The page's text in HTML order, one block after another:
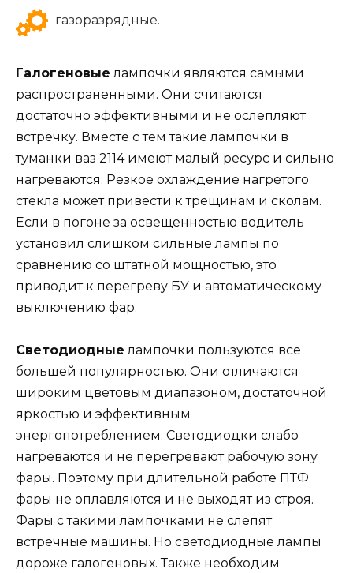
газоразрядные.
Галогеновые лампочки являются самыми
распространенными. Они считаются
достаточно эффективными и не ослепляют
встречку. Вместе с тем такие лампочки в
туманки ваз 2114 имеют малый ресурс и сильно
нагреваются. Резкое охлаждение нагретого
стекла может привести к трещинам и сколам.
Если в погоне за освещенностью водитель
установил слишком сильные лампы по
сравнению со штатной мощностью, это
приводит к перегреву БУ и автоматическому
выключению фар.
Светодиодные лампочки пользуются все
большей популярностью. Они отличаются
широким цветовым диапазоном, достаточной
яркостью и эффективным
энергопотреблением. Светодиодки слабо
нагреваются и не перегревают рабочую зону
фары. Поэтому при длительной работе ПТФ
фары не оплавляются и не выходят из строя.
Фары с такими лампочками не слепят
встречные машины. Но светодиодные лампы
дороже галогеновых. Также необходим